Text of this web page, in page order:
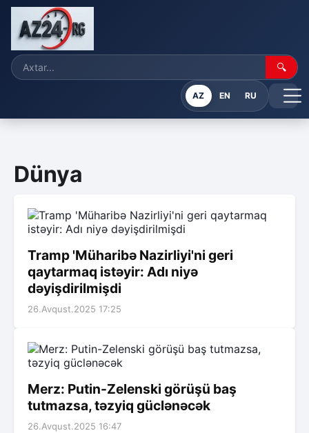
🔍
AZ EN RU
Dünya
Tramp 'Müharibə Nazirliyi'ni geri
qaytarmaq istəyir: Adı niyə
dəyişdirilmişdi
26.Avqust.2025 17:25
Merz: Putin-Zelenski görüşü baş
tutmazsa, təzyiq güclənəcək
26.Avqust.2025 16:47